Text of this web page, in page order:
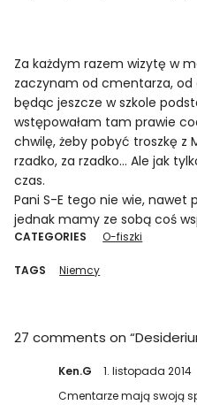
Za każdym razem wizytę w
zaczynam od cmentarza,
będąc jeszcze w szkole
wstępowałam tam prawie
chwilę, żeby pobyć troszkę z
rzadko, za rzadko… Ale jak
czas.
Pani S-E tego nie wie, nawet
jednak mamy ze sobą coś
CATEGORIES O-fiszki
TAGS Niemcy
27 comments on “
Ken.G
1. listopada 2014
Cmentarze mają swoją